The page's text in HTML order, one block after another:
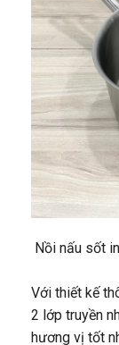
Nồi nấu sốt
Với thiết kế
2 lớp truyền
hương vị tốt